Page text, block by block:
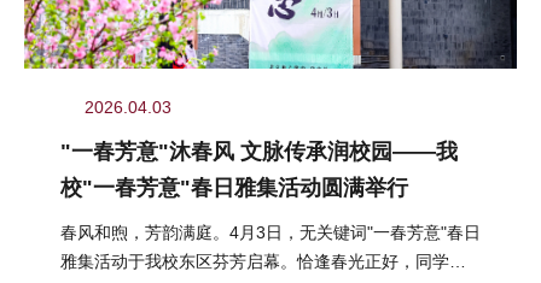
2026.04.03
"一春芳意"沐春风 文脉传承润校园——我
校"一春芳意"春日雅集活动圆满举行
春风和煦，芳韵满庭。4月3日，无关键词"一春芳意"春日
雅集活动于我校东区芬芳启幕。恰逢春光正好，同学们